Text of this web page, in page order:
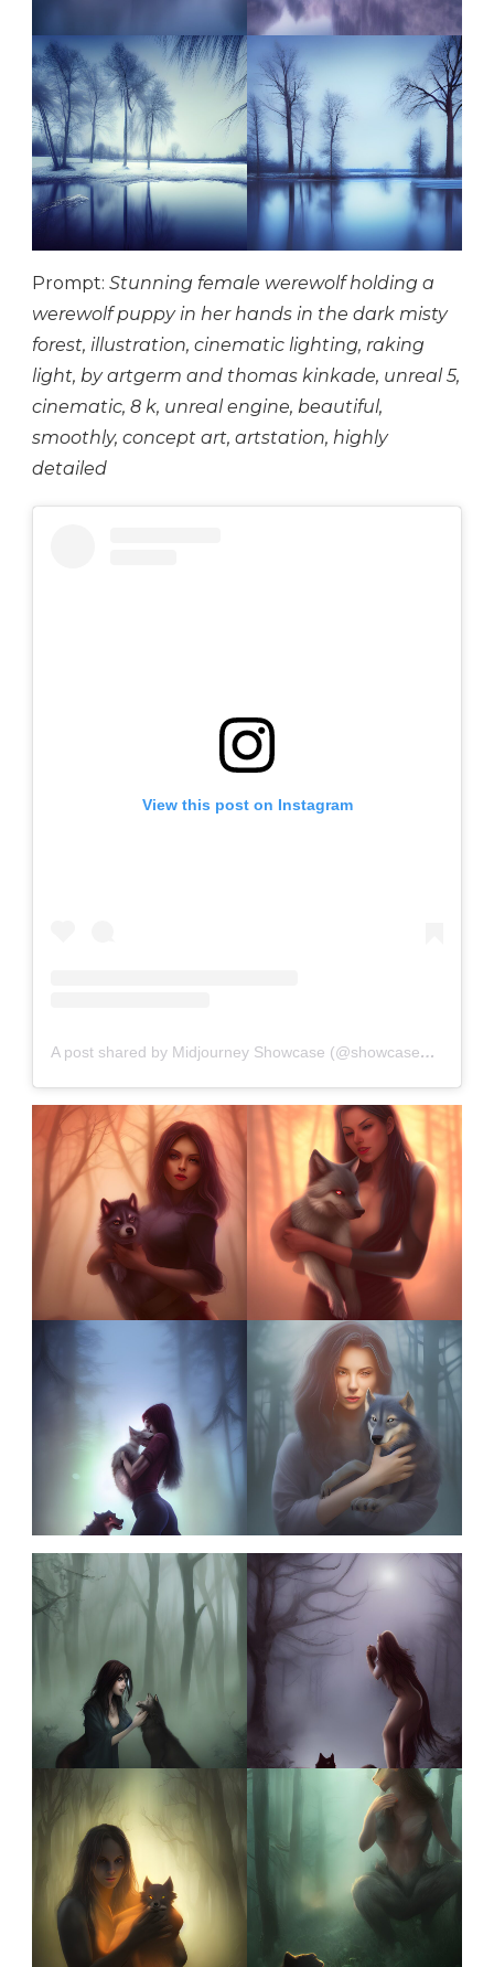
Prompt: Stunning female werewolf holding a
werewolf puppy in her hands in the dark misty
forest, illustration, cinematic lighting, raking
light, by artgerm and thomas kinkade, unreal 5,
cinematic, 8 k, unreal engine, beautiful,
smoothly, concept art, artstation, highly
detailed
View this post on Instagram
A post shared by Midjourney Showcase (@showcasemidjourney)